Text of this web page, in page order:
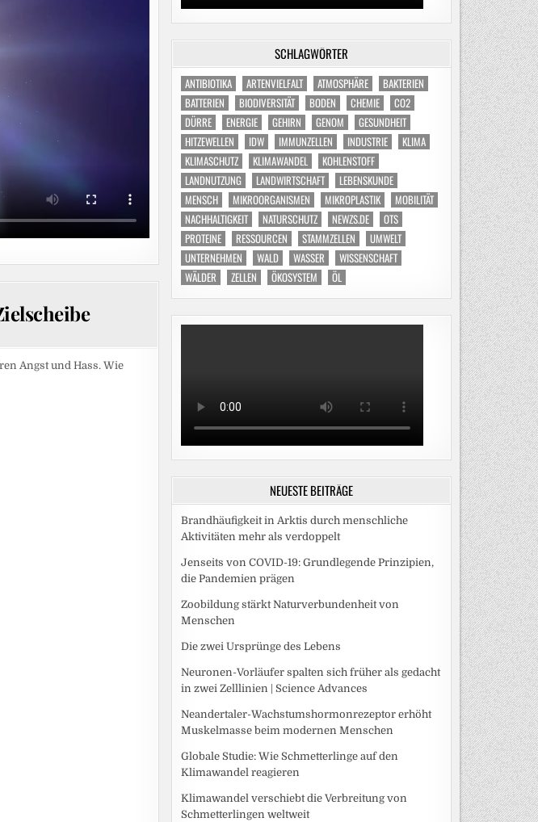
Angst und Hass. Wie
SCHLAGWÖRTER
ANTIBIOTIKA ARTENVIELFALT ATMOSPHÄRE
BAKTERIEN
BATTERIEN
BIODIVERSITÄT BODEN CHEMIE
CO2
DÜRRE
ENERGIE GEHIRN GENOM
GESUNDHEIT
HITZEWELLEN
IDW IMMUNZELLEN INDUSTRIE
KLIMA
KLIMASCHUTZ
KLIMAWANDEL
KOHLENSTOFF
LANDNUTZUNG
LANDWIRTSCHAFT
LEBENSKUNDE
MENSCH
MIKROORGANISMEN MIKROPLASTIK
MOBILITÄT
NACHHALTIGKEIT
NATURSCHUTZ NEWZS.DE
OTS
PROTEINE
RESSOURCEN STAMMZELLEN
UMWELT
UNTERNEHMEN
WALD WASSER
WISSENSCHAFT
WÄLDER
ZELLEN ÖKOSYSTEM ÖL
NEUESTE BEITRÄGE
Brandhäufigkeit in Arktis durch menschliche
Aktivitäten mehr als verdoppelt
Jenseits von COVID-19: Grundlegende Prinzipien,
die Pandemien prägen
Zoobildung stärkt Naturverbundenheit von
Menschen
Die zwei Ursprünge des Lebens
Neuronen-Vorläufer spalten sich früher als gedacht
in zwei Zelllinien | Science Advances
Neandertaler-Wachstumshormonrezeptor erhöht
Muskelmasse beim modernen Menschen
Globale Studie: Wie Schmetterlinge auf den
Klimawandel reagieren
Klimawandel verschiebt die Verbreitung von
Schmetterlingen weltweit